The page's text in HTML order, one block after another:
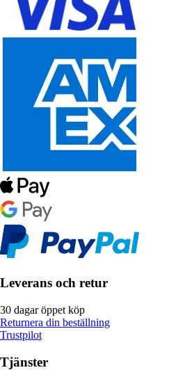
Leverans och retur
30 dagar öppet köp
Returnera din beställning
Trustpilot
Tjänster